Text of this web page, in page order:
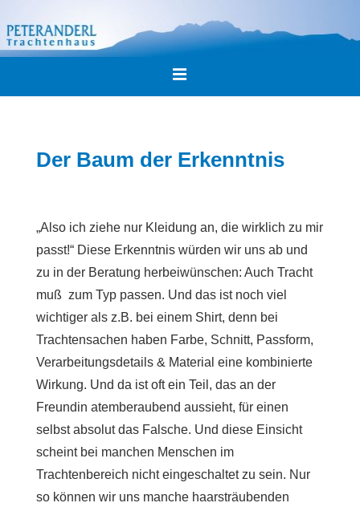
Zum
Inhalt
Navigation
Der Baum der Erkenntnis
„Also ich ziehe nur Kleidung an, die wirklich zu mir
passt!“ Diese Erkenntnis würden wir uns ab und
zu in der Beratung herbeiwünschen: Auch Tracht
muß zum Typ passen. Und das ist noch viel
wichtiger als z.B. bei einem Shirt, denn bei
Trachtensachen haben Farbe, Schnitt, Passform,
Verarbeitungsdetails & Material eine kombinierte
Wirkung. Und da ist oft ein Teil, das an der
Freundin atemberaubend aussieht, für einen
selbst absolut das Falsche. Und diese Einsicht
scheint bei manchen Menschen im
Trachtenbereich nicht eingeschaltet zu sein. Nur
so können wir uns manche haarsträubenden